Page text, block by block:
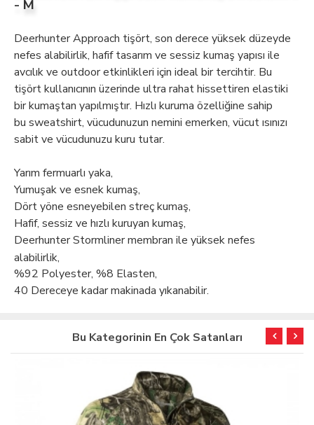
- M
Deerhunter Approach tişört, son derece yüksek düzeyde
nefes alabilirlik, hafif tasarım ve sessiz kumaş yapısı ile
avcılık ve outdoor etkinlikleri için ideal bir tercihtir. Bu
tişört kullanıcının üzerinde ultra rahat hissettiren elastiki
bir kumaştan yapılmıştır. Hızlı kuruma özelliğine sahip
bu sweatshirt, vücudunuzun nemini emerken, vücut ısınızı
sabit ve vücudunuzu kuru tutar.
Yarım fermuarlı yaka,
Yumuşak ve esnek kumaş,
Dört yöne esneyebilen streç kumaş,
Hafif, sessiz ve hızlı kuruyan kumaş,
Deerhunter Stormliner membran ile yüksek nefes
alabilirlik,
%92 Polyester, %8 Elasten,
40 Dereceye kadar makinada yıkanabilir.
Bu Kategorinin En Çok Satanları